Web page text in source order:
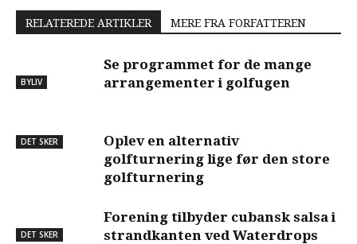
RELATEREDE ARTIKLER MERE FRA FORFATTEREN
BYLIV
Se programmet for de mange
arrangementer i golfugen
DET SKER
Oplev en alternativ
golfturnering lige før den store
golfturnering
DET SKER
Forening tilbyder cubansk salsa i
strandkanten ved Waterdrops